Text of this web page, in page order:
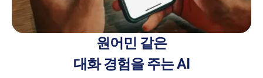
원어민 같은
대화 경험을 주는 AI